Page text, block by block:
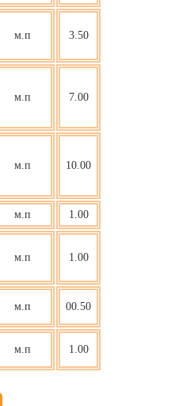
м.п 3.50
м.п 7.00
м.п 10.00
м.п 1.00
м.п 1.00
м.п 00.50
м.п 1.00